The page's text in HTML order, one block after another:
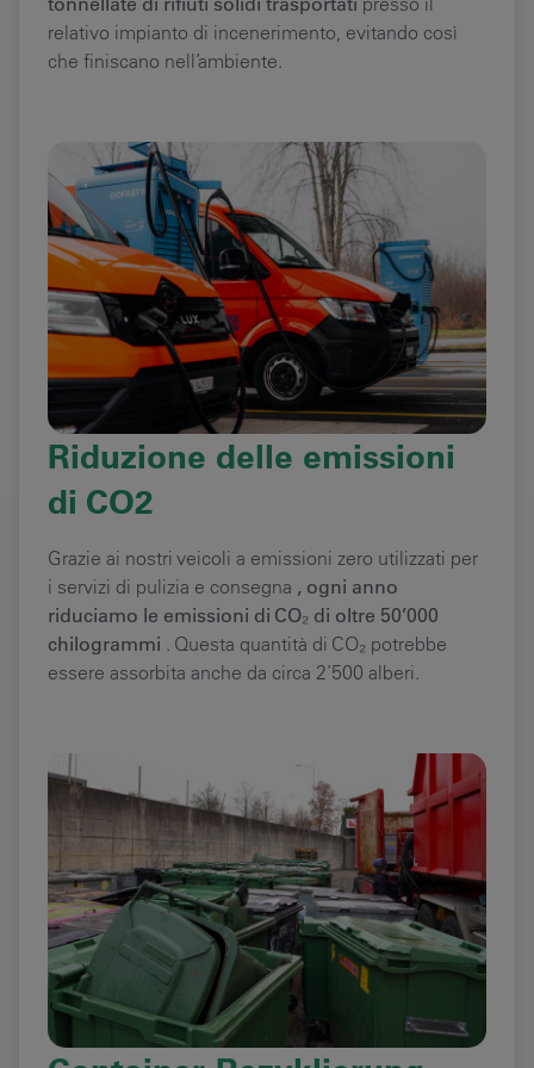
relativo impianto di incenerimento, evitando così
che finiscano nell’ambiente.
Riduzione delle emissioni
di CO2
Grazie ai nostri veicoli a emissioni zero utilizzati per
i servizi di pulizia e consegna , ogni anno
riduciamo le emissioni di CO₂ di oltre 50’000
chilogrammi . Questa quantità di CO₂ potrebbe
essere assorbita anche da circa 2’500 alberi.